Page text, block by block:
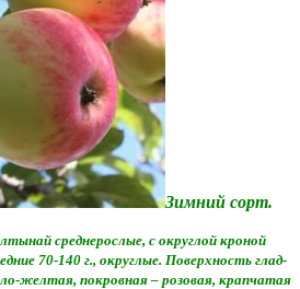
Зимний сорт.
среднерослые, с округлой кроной
70-140 г., округлые. Поверхность глад­
желтая, покровная – розовая, крапчатая